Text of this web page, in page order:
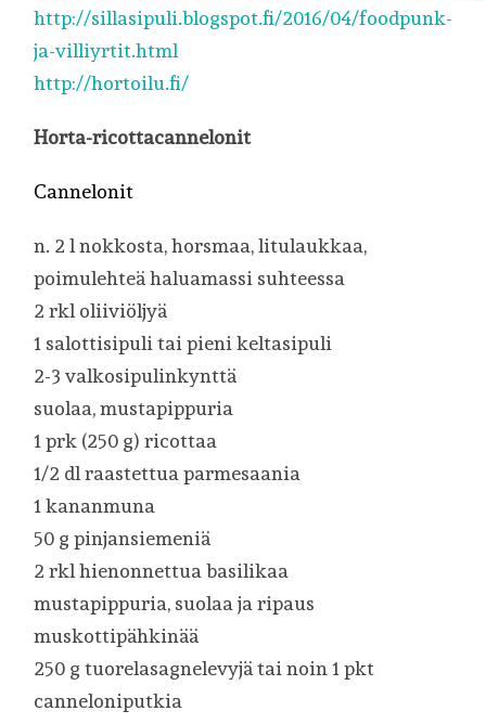
http://sillasipuli.blogspot.fi/2016/04/foodpunk-
ja-villiyrtit.html
http://hortoilu.fi/
Horta-ricottacannelonit
Cannelonit
n. 2 l nokkosta, horsmaa, litulaukkaa,
poimulehteä haluamassi suhteessa
2 rkl oliiviöljyä
1 salottisipuli tai pieni keltasipuli
2-3 valkosipulinkynttä
suolaa, mustapippuria
1 prk (250 g) ricottaa
1/2 dl raastettua parmesaania
1 kananmuna
50 g pinjansiemeniä
2 rkl hienonnettua basilikaa
mustapippuria, suolaa ja ripaus
muskottipähkinää
250 g tuorelasagnelevyjä tai noin 1 pkt
canneloniputkia